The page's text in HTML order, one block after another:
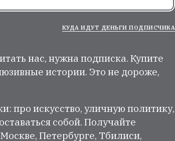
КУДА ИДУТ ДЕНЬГИ ПОДПИСЧИКА
нас, нужна подписка. Купите
истории. Это не дороже,
про искусство, уличную политику,
собой. Получайте
Петербурге, Тбилиси,